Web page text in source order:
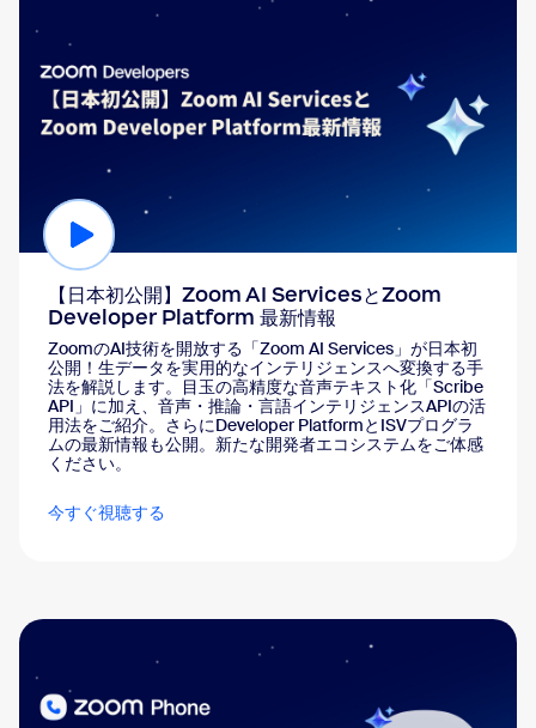
【日本初公開】Zoom AI ServicesとZoom
Developer Platform 最新情報
ZoomのAI技術を開放する「Zoom AI Services」が日本初
公開！生データを実用的なインテリジェンスへ変換する手
法を解説します。目玉の高精度な音声テキスト化「Scribe
API」に加え、音声・推論・言語インテリジェンスAPIの活
用法をご紹介。さらにDeveloper PlatformとISVプログラ
ムの最新情報も公開。新たな開発者エコシステムをご体感
ください。
今すぐ視聴する